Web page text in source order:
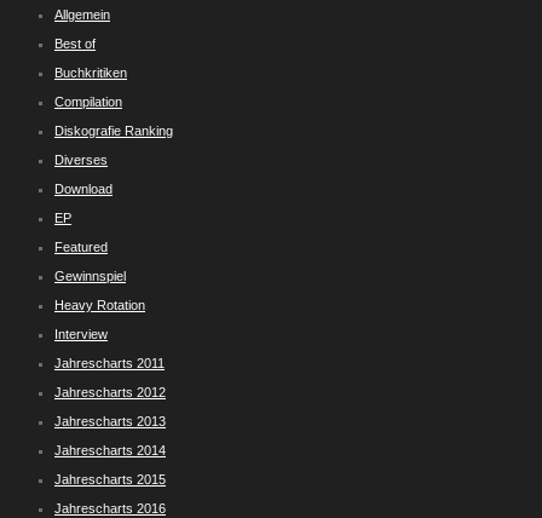
Allgemein
Best of
Buchkritiken
Compilation
Diskografie Ranking
Diverses
Download
EP
Featured
Gewinnspiel
Heavy Rotation
Interview
Jahrescharts 2011
Jahrescharts 2012
Jahrescharts 2013
Jahrescharts 2014
Jahrescharts 2015
Jahrescharts 2016